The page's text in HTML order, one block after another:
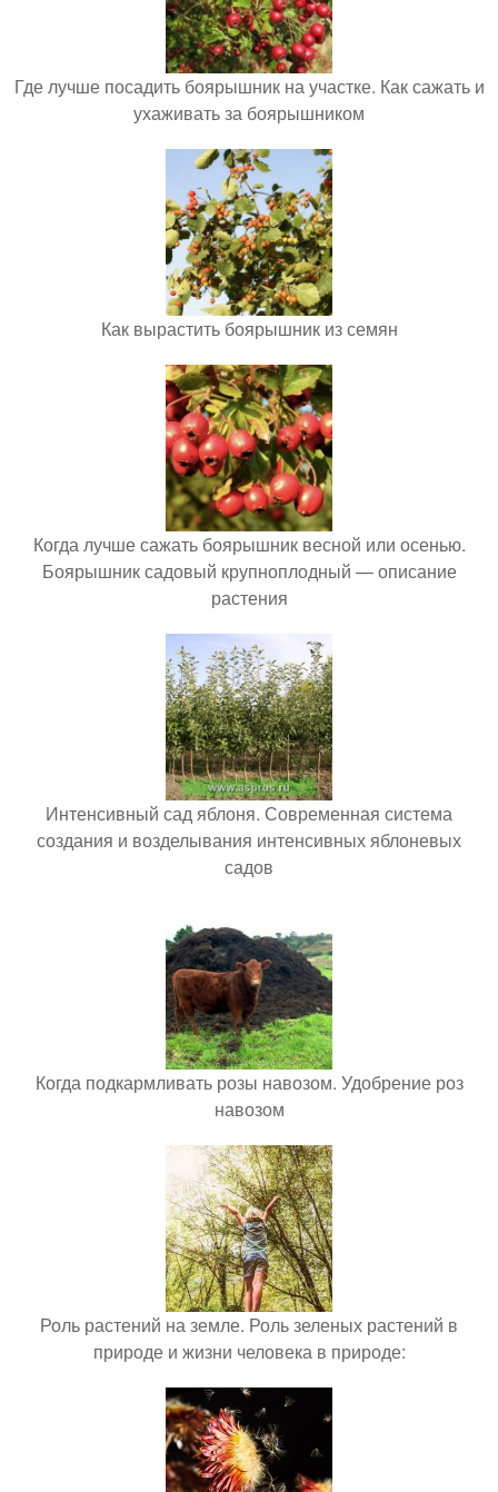
Где лучше посадить боярышник на участке. Как сажать и
ухаживать за боярышником
Как вырастить боярышник из семян
Когда лучше сажать боярышник весной или осенью.
Боярышник садовый крупноплодный — описание
растения
Интенсивный сад яблоня. Современная система
создания и возделывания интенсивных яблоневых
садов
Когда подкармливать розы навозом. Удобрение роз
навозом
Роль растений на земле. Роль зеленых растений в
природе и жизни человека в природе: